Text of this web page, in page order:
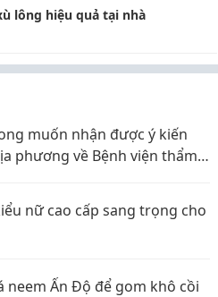
lông hiệu quả tại nhà
muốn nhận được ý kiến
phương về Bệnh viện thẩm
nữ cao cấp sang trọng cho
neem Ấn Độ để gom khô cồi